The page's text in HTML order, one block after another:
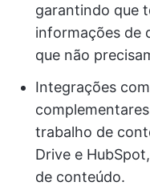
garantindo que
informações de
que não
Integrações
trabalho de
Drive e
de conteúdo.